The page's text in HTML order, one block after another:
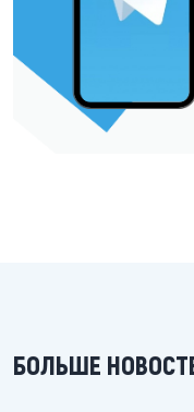
БОЛЬШЕ